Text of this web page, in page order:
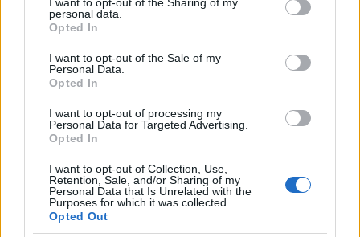
personal data.
Opted In
I want to opt-out of the Sale of my
Personal Data.
Opted In
I want to opt-out of processing my
Personal Data for Targeted Advertising.
Opted In
I want to opt-out of Collection, Use,
Retention, Sale, and/or Sharing of my
Personal Data that Is Unrelated with the
Purposes for which it was collected.
Opted Out
“diminutio”assume dimensioni ancora
italiani, nel 2018 hanno versato altri
32 mld di
risparmisui conti correnti (dati Banca d’Italia).
A cosa è dovuta questa flessione? Questa perdita
di ricchezza?